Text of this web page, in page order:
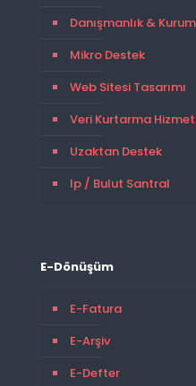
Danışmanlık &
Mikro Destek
Web Sitesi Tasarımı
Veri Kurtarma
Uzaktan Destek
Ip / Bulut Santral
E-Dönüşüm
E-Fatura
E-Arşiv
E-Defter